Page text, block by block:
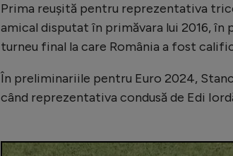
Prima reușită pentru reprezentativa
amical disputat în primăvara lui 2016,
turneu final la care România a fost
În preliminariile pentru Euro 2024,
când reprezentativa condusă de Edi